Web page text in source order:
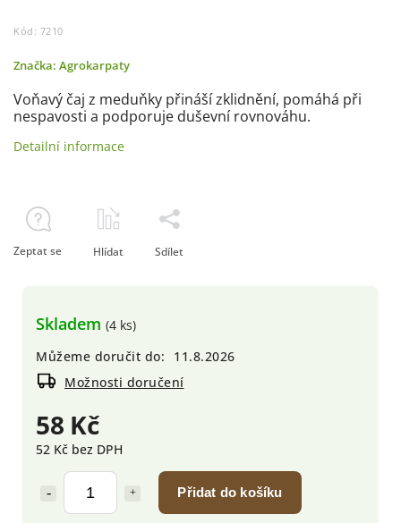
Kód: 7210
Značka: Agrokarpaty
58 Kč
52 Kč bez DPH
Přidat do košíku
Skladem (4 ks)
Můžeme doručit do:
11.8.2026
Možnosti doručení
Voňavý čaj z meduňky přináší zklidnění, pomáhá při
nespavosti a podporuje duševní rovnováhu.
Detailní informace
Zeptat se Hlídat Sdílet